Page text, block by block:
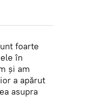
foarte
în
și am
a apărut
asupra